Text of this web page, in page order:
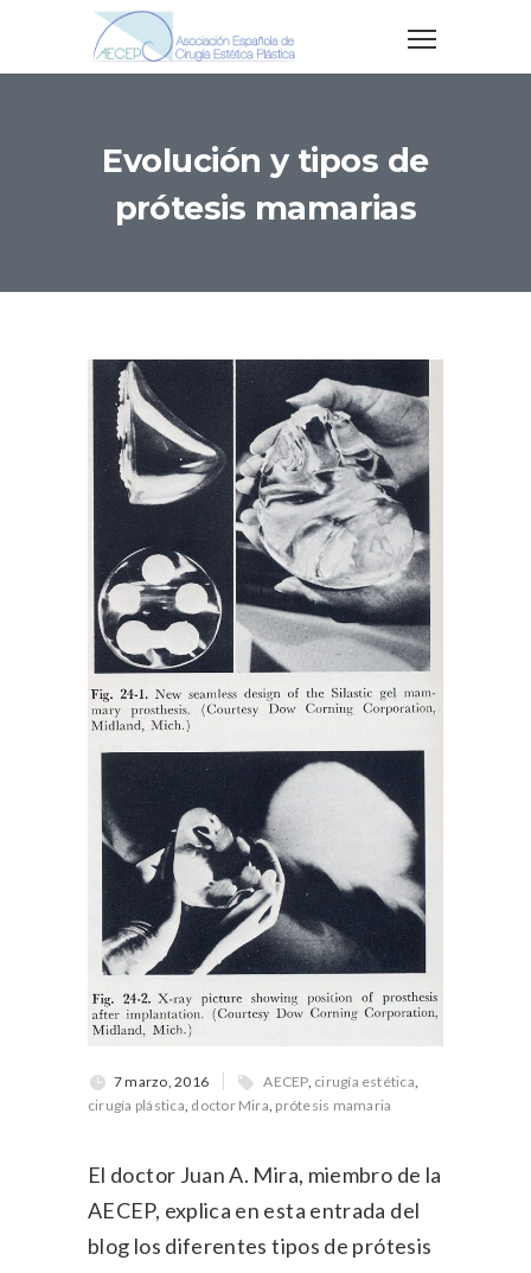
Evolución y tipos de
prótesis mamarias
7 marzo, 2016 AECEP, cirugía estética
cirugía plástica doctor Mira prótesis mamaria
El doctor Juan A. Mira, miembro de la
AECEP, explica en esta entrada del
blog los diferentes tipos de prótesis